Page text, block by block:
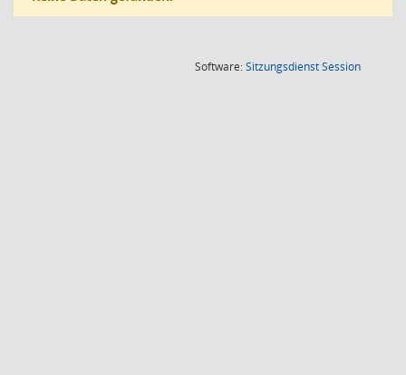
Software:SitzungsdienstSession(Wird in